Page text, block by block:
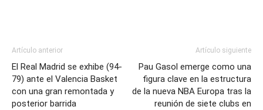
Artículo anterior
El Real Madrid se exhibe (94-
79) ante el Valencia Basket
con una gran remontada y
posterior barrida
Artículo siguiente
Pau Gasol emerge como una
figura clave en la estructura
de la nueva NBA Europa tras la
reunión de siete clubs en